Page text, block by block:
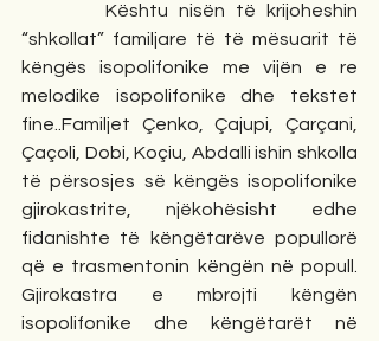
        Kështu nisën të krijoheshin
“shkollat” familjare të të mësuarit të
këngës isopolifonike me vijën e re
melodike isopolifonike dhe tekstet
fine..Familjet Çenko, Çajupi, Çarçani,
Çaçoli, Dobi, Koçiu, Abdalli ishin shkolla
të përsosjes së këngës isopolifonike
gjirokastrite, njëkohësisht edhe
fidanishte të këngëtarëve popullorë
që e trasmentonin këngën në popull.
Gjirokastra e mbrojti këngën
isopolifonike dhe këngëtarët në